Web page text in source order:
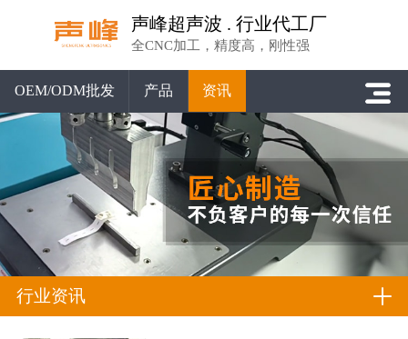
声峰超声波 . 行业代工厂
全CNC加工，精度高，刚性强
OEM/ODM批发 产品 资讯
行业资讯